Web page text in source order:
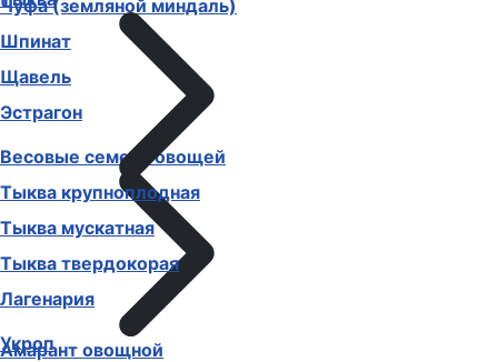
Чуфа (земляной миндаль)
Шпинат
Щавель
Эстрагон
Весовые семена овощей
Амарант овощной
Тыква крупноплодная
Тыква мускатная
Тыква твердокорая
Лагенария
Укроп